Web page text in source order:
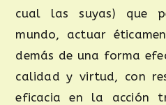
cual las suyas) que
mundo, actuar
demás de una forma
calidad y virtud, con
eficacia en la acción